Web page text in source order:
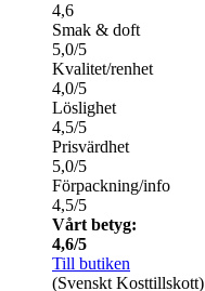
4,6
Smak & doft
5,0/5
Kvalitet/renhet
4,0/5
Löslighet
4,5/5
Prisvärdhet
5,0/5
Förpackning/info
4,5/5
Vårt betyg:
4,6/5
Till butiken
(Svenskt Kosttillskott)